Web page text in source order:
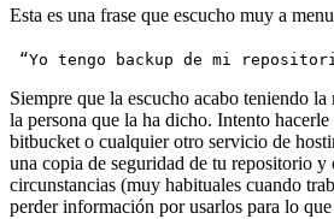
Esta es una frase que escucho muy a
“Yo tengo backup de mi
Siempre que la escucho acabo teniendo
la persona que la ha dicho. Intento
bitbucket o cualquier otro servicio de
una copia de seguridad de tu repositorio y
circunstancias (muy habituales cuando
perder información por usarlos para lo